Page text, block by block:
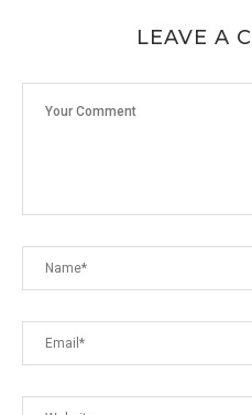
LEAVE A